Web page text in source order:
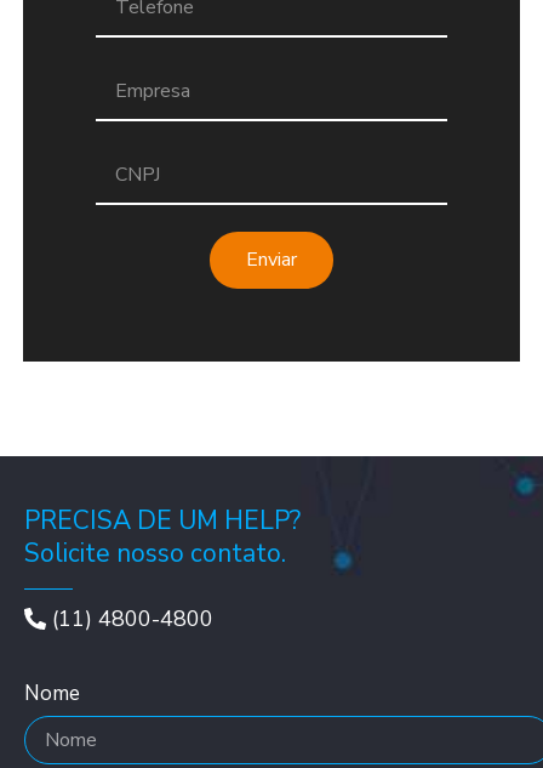
Enviar
PRECISA DE UM HELP?
Solicite nosso contato.
(11) 4800-4800
Nome